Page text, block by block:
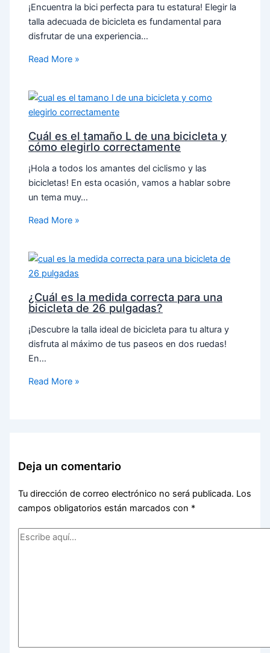
¡Encuentra la bici perfecta para tu estatura! Elegir la
talla adecuada de bicicleta es fundamental para
disfrutar de una experiencia…
Read More »
Cuál es el tamaño L de una bicicleta y
cómo elegirlo correctamente
¡Hola a todos los amantes del ciclismo y las
bicicletas! En esta ocasión, vamos a hablar sobre
un tema muy…
Read More »
¿Cuál es la medida correcta para una
bicicleta de 26 pulgadas?
¡Descubre la talla ideal de bicicleta para tu altura y
disfruta al máximo de tus paseos en dos ruedas!
En…
Read More »
Deja un comentario
Tu dirección de correo electrónico no será publicada. Los
campos obligatorios están marcados con *
Escribe